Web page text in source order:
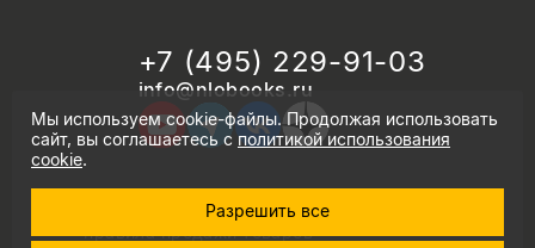
+7 (495) 229-91-03
info@nlobooks.ru
© Новое литературное обозрение. 2026
правила продажи товаров
Мы используем cookie-файлы. Продолжая использовать
сайт, вы соглашаетесь сполитикой использования
cookie.
Разрешить все